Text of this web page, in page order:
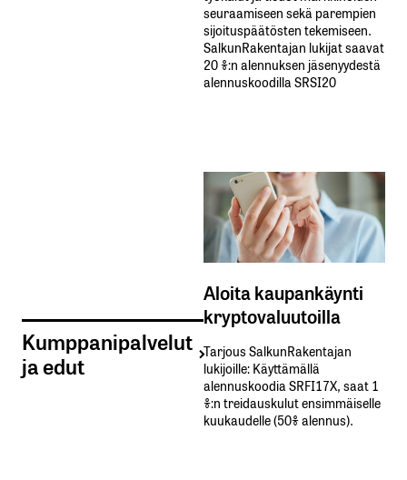
Kumppanipalvelut
ja edut
seuraamiseen sekä parempien
sijoituspäätösten tekemiseen.
SalkunRakentajan lukijat saavat
20 %:n alennuksen jäsenyydestä
alennuskoodilla SRSI20
Aloita kaupankäynti
kryptovaluutoilla
Tarjous SalkunRakentajan
lukijoille: Käyttämällä​ ​
alennuskoodia​ ​SRFI17X,​ ​saat​ ​1
%:n treidauskulut​ ​ensimmäiselle​ ​
kuukaudelle​ ​(50%​ ​alennus).